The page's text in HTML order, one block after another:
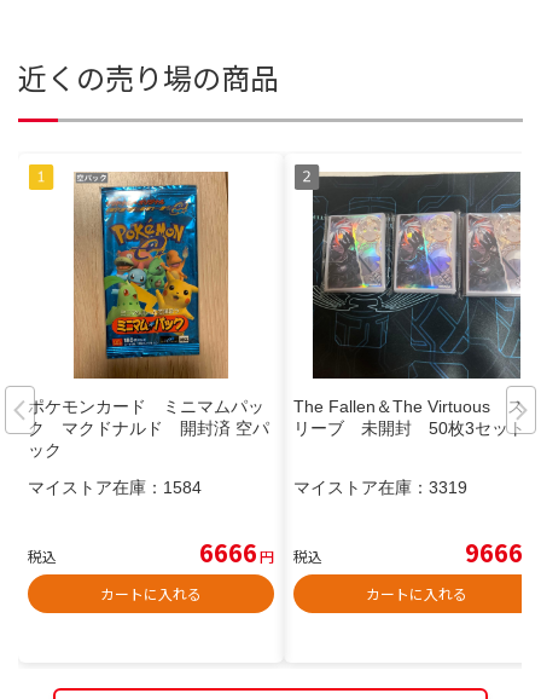
近くの売り場の商品
ポケモンカード ミニマムパッ
ク マクドナルド 開封済 空パ
ック
マイストア在庫： 1584
税込 6666円
カートに入れる
The Fallen＆The Virtuous ス
リーブ 未開封 50枚3セット
マイストア在庫： 3319
税込 9666
カートに入れる